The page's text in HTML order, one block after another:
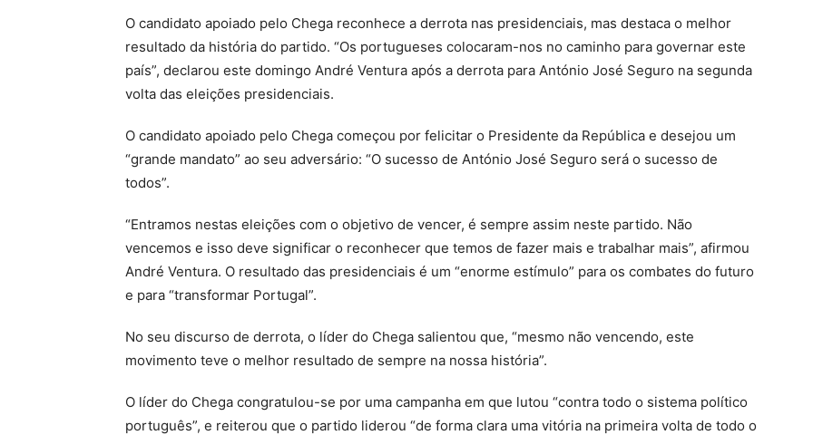
O candidato apoiado pelo Chega reconhece a derrota nas presidenciais, mas destaca o melhor
resultado da história do partido. “Os portugueses colocaram-nos no caminho para governar este
país”, declarou este domingo André Ventura após a derrota para António José Seguro na segunda
volta das eleições presidenciais.
O candidato apoiado pelo Chega começou por felicitar o Presidente da República e desejou um
“grande mandato” ao seu adversário: “O sucesso de António José Seguro será o sucesso de
todos”.
“Entramos nestas eleições com o objetivo de vencer, é sempre assim neste partido. Não
vencemos e isso deve significar o reconhecer que temos de fazer mais e trabalhar mais”, afirmou
André Ventura. O resultado das presidenciais é um “enorme estímulo” para os combates do futuro
e para “transformar Portugal”.
No seu discurso de derrota, o líder do Chega salientou que, “mesmo não vencendo, este
movimento teve o melhor resultado de sempre na nossa história”.
O líder do Chega congratulou-se por uma campanha em que lutou “contra todo o sistema político
português”, e reiterou que o partido liderou “de forma clara uma vitória na primeira volta de todo o